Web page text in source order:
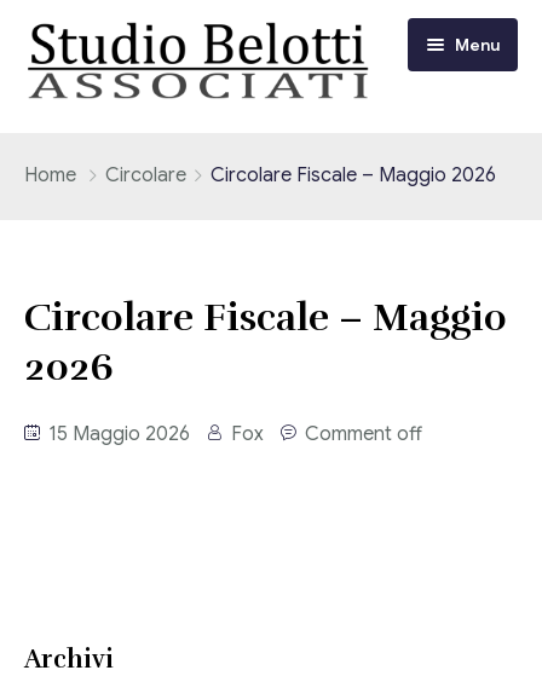
Menu
Circolari
Circolari Flash
Eventi
Corsi FAD
Video/Tv
Press
Home Circolare Circolare Fiscale – Maggio 2026
Circolare Fiscale – Maggio
2026
15 Maggio 2026 Fox Comment off
Archivi